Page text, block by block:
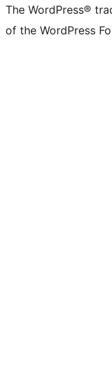
The WordPress®
of the WordPress